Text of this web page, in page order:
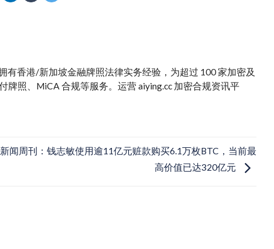
有香港/新加坡金融牌照法律实务经验，为超过 100 家加密及
牌照、MiCA 合规等服务。运营 aiying.cc 加密合规资讯平
闻周刊：钱志敏使用逾11亿元赃款购买6.1万枚BTC，当前最
高价值已达320亿元